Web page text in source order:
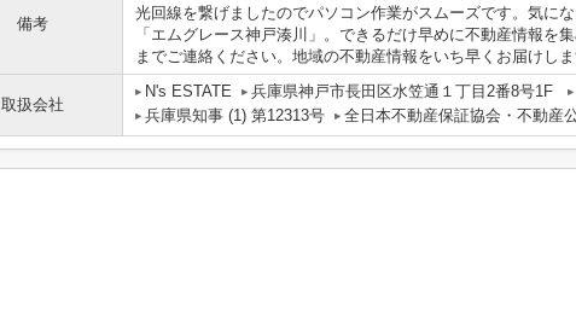
備考
光回線を繋げましたのでパソコン作業がスムーズです。気に
「エムグレース神戸湊川」。できるだけ早めに不動産情報を
までご連絡ください。地域の不動産情報をいち早くお届けしま
取扱会社
N's ESTATE 兵庫県神戸市長田区水笠通１丁目2番8号1F
兵庫県知事 (1) 第12313号
全日本不動産保証協会・不動産